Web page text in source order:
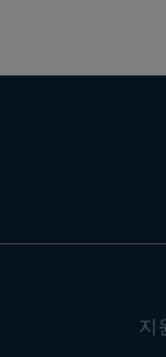
지